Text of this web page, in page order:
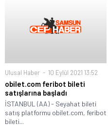
Ulusal Haber 10 Eylül 2021 13:52
obilet.com feribot bileti
satışlarına başladı
İSTANBUL (AA) - Seyahat bileti
satış platformu obilet.com, feribot
bileti...